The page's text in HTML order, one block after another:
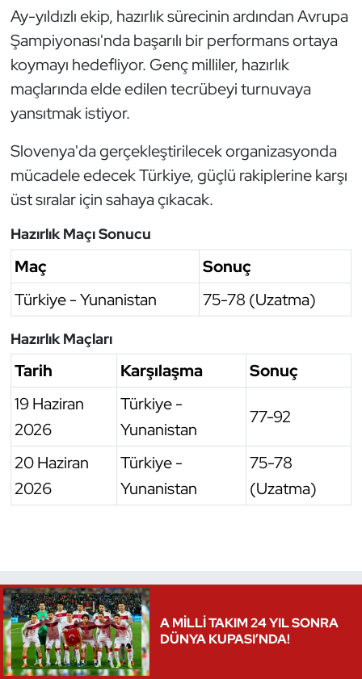
Ay-yıldızlı ekip, hazırlık sürecinin ardından Avrupa
Şampiyonası'nda başarılı bir performans ortaya
koymayı hedefliyor. Genç milliler, hazırlık
maçlarında elde edilen tecrübeyi turnuvaya
yansıtmak istiyor.
Slovenya'da gerçekleştirilecek organizasyonda
mücadele edecek Türkiye, güçlü rakiplerine karşı
üst sıralar için sahaya çıkacak.
Hazırlık Maçı Sonucu
Maç
Sonuç
Türkiye - Yunanistan
75-78 (Uzatma)
Hazırlık Maçları
Tarih Karşılaşma
Sonuç
19 Haziran
2026
Türkiye -
Yunanistan
77-92
20 Haziran
2026
Türkiye -
Yunanistan
75-78
(Uzatma)
A MİLLİ TAKIM 24 YIL SONRA
DÜNYA KUPASI’NDA!
Kick Boks
Kürek
Masa Tenisi
Motor Sporları
Optimist
Oryantiring
Özel Sporcular
Paralimpik
Ragbi
Satranç
Sualtı Sporları
Tekvando
Tenis